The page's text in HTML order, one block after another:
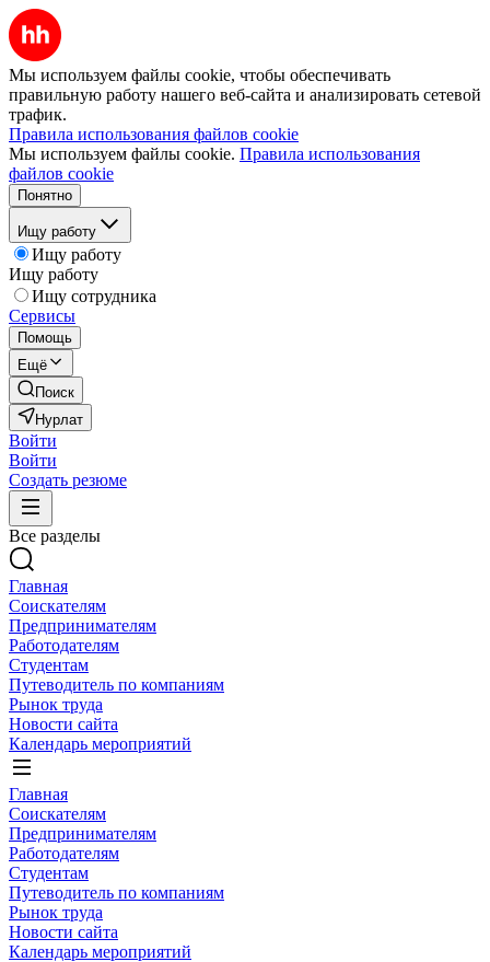
Мы используем файлы cookie, чтобы обеспечивать
правильную работу нашего веб-сайта и анализировать сетевой
трафик.
Правила использования файлов cookie
Мы используем файлы cookie. Правила использования
файлов cookie
Понятно
Ищу работу
Ищу работу
Ищу работу
Ищу сотрудника
Сервисы
Помощь
Ещё
Поиск
Нурлат
Войти
Войти
Создать резюме
Все разделы
Главная
Соискателям
Предпринимателям
Работодателям
Студентам
Путеводитель по компаниям
Рынок труда
Новости сайта
Календарь мероприятий
Главная
Соискателям
Предпринимателям
Работодателям
Студентам
Путеводитель по компаниям
Рынок труда
Новости сайта
Календарь мероприятий